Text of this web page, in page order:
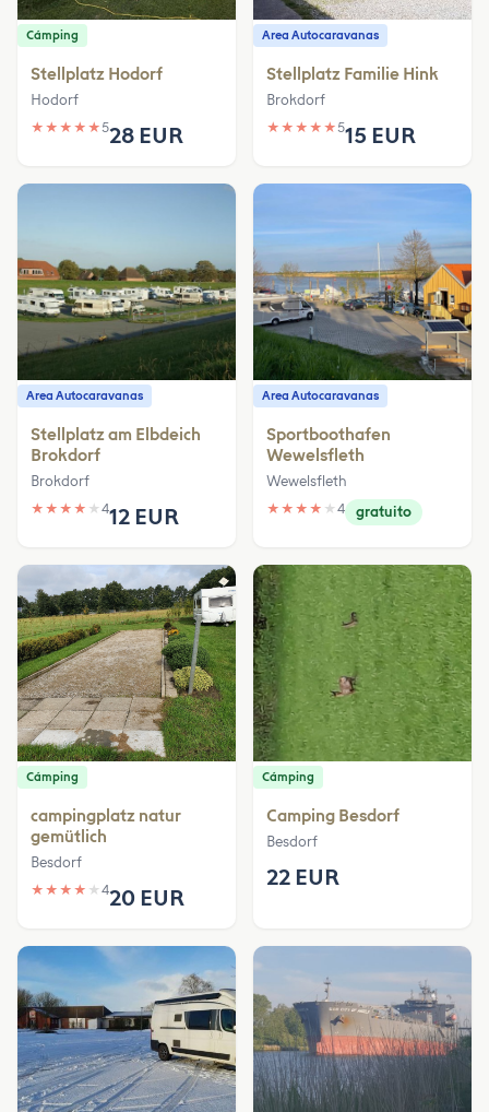
Cámping
Stellplatz Hodorf
Hodorf
★ ★ ★ ★ ★528 EUR
Area Autocaravanas
Stellplatz Familie Hink
Brokdorf
★ ★ ★ ★ ★515 EUR
Area Autocaravanas
Stellplatz am Elbdeich
Brokdorf
Brokdorf
★ ★ ★ ★ ★ 412 EUR
Area Autocaravanas
Sportboothafen
Wewelsfleth
Wewelsfleth
★ ★ ★ ★ ★ 4 gratuito
Cámping
campingplatz natur
gemütlich
Besdorf
★ ★ ★ ★ ★ 420 EUR
Cámping
Camping Besdorf
Besdorf
22 EUR